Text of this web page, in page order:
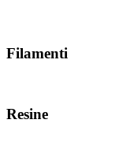
Filamenti
Resine